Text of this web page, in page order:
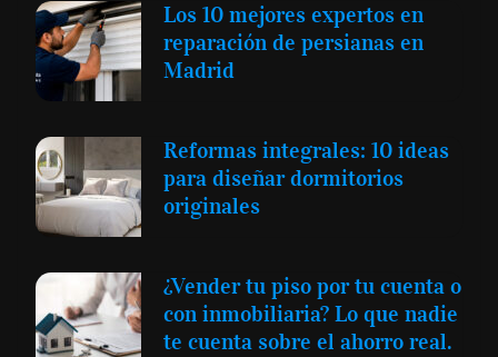
Los 10 mejores expertos en
reparación de persianas en
Madrid
Reformas integrales: 10 ideas
para diseñar dormitorios
originales
¿Vender tu piso por tu cuenta o
con inmobiliaria? Lo que nadie
te cuenta sobre el ahorro real.